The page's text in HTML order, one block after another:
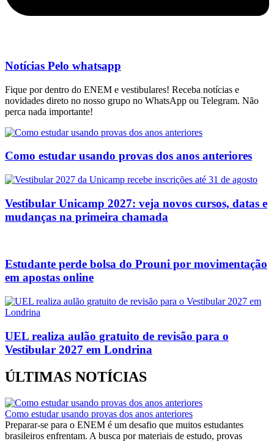
Notícias Pelo whatsapp
Fique por dentro do ENEM e vestibulares! Receba notícias e
novidades direto no nosso grupo no WhatsApp ou Telegram. Não
perca nada importante!
Como estudar usando provas dos anos anteriores
Vestibular Unicamp 2027: veja novos cursos, datas e
mudanças na primeira chamada
Estudante perde bolsa do Prouni por movimentação
em apostas online
UEL realiza aulão gratuito de revisão para o
Vestibular 2027 em Londrina
ÚLTIMAS NOTÍCIAS
Como estudar usando provas dos anos anteriores
Preparar-se para o ENEM é um desafio que muitos estudantes
brasileiros enfrentam. A busca por materiais de estudo, provas